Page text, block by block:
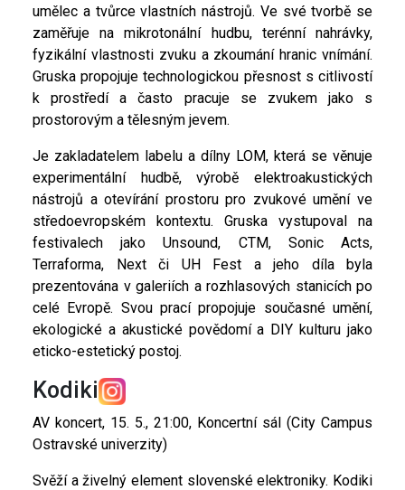
umělec a tvůrce vlastních nástrojů. Ve své tvorbě se
zaměřuje na mikrotonální hudbu, terénní nahrávky,
fyzikální vlastnosti zvuku a zkoumání hranic vnímání.
Gruska propojuje technologickou přesnost s citlivostí
k prostředí a často pracuje se zvukem jako s
prostorovým a tělesným jevem.
Je zakladatelem labelu a dílny LOM, která se věnuje
experimentální hudbě, výrobě elektroakustických
nástrojů a otevírání prostoru pro zvukové umění ve
středoevropském kontextu. Gruska vystupoval na
festivalech jako Unsound, CTM, Sonic Acts,
Terraforma, Next či UH Fest a jeho díla byla
prezentována v galeriích a rozhlasových stanicích po
celé Evropě. Svou prací propojuje současné umění,
ekologické a akustické povědomí a DIY kulturu jako
eticko-estetický postoj.
Kodiki
AV koncert, 15. 5., 21:00, Koncertní sál (City Campus
Ostravské univerzity)
Svěží a živelný element slovenské elektroniky. Kodiki